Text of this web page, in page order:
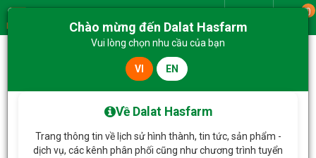
Menu
0
Hoa Tặng & Hoa Dịch Vụ
Chào mừng đến Dalat Hasfarm
Vui lòng chọn nhu cầu của bạn
VI EN
Về Dalat Hasfarm
Trang thông tin về lịch sử hình thành, tin tức, sản phẩm -
dịch vụ, các kênh phân phối cũng như chương trình tuyển